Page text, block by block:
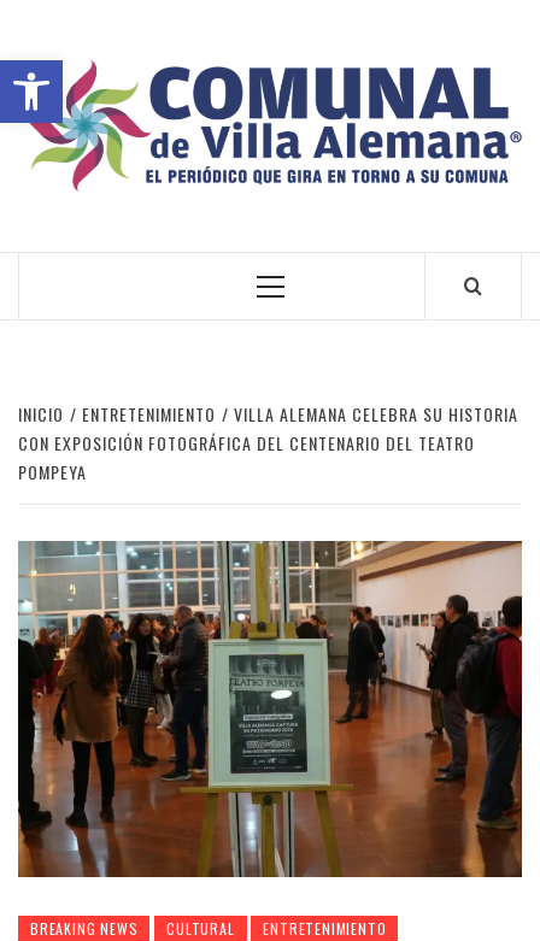
Abrir barra de herramientas
INICIO ENTRETENIMIENTO
VILLA ALEMANA CELEBRA SU HISTORIA
CON EXPOSICIÓN FOTOGRÁFICA DEL CENTENARIO DEL TEATRO
POMPEYA
BREAKING NEWS CULTURAL
ENTRETENIMIENTO